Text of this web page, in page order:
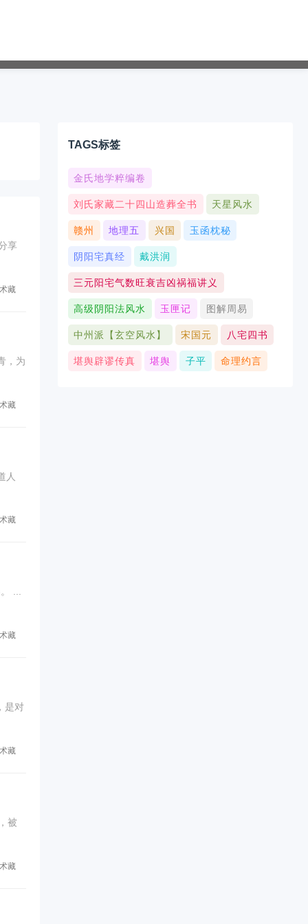
享
术藏
，为
术藏
人
术藏
《董氏诹吉新书》上下册，明.董德彰著，光绪甲午重刊，被收录于子部珍本备要第262种，术藏第83卷。 ...
术藏
是对
术藏
被
术藏
TAGS标签
金氏地学粹编卷
刘氏家藏二十四山造葬全书 天星风水
赣州 地理五 兴国 玉函枕秘
阴阳宅真经 戴洪润
三元阳宅气数旺衰吉凶祸福讲义
高级阴阳法风水 玉匣记 图解周易
中州派【玄空风水】 宋国元 八宅四书
堪舆辟谬传真 堪舆 子平 命理约言